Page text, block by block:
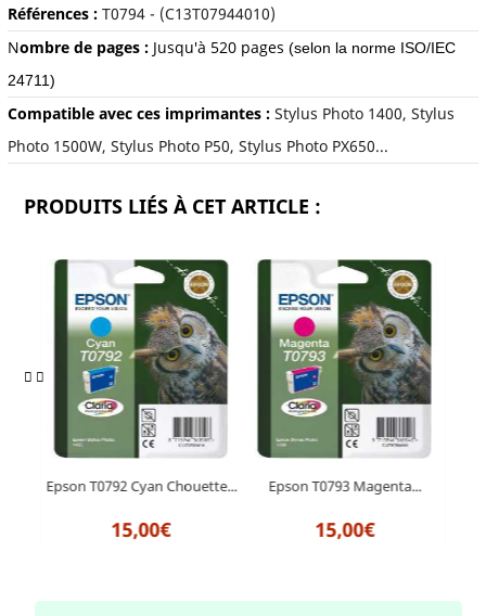
Références : T0794 - (C13T07944010)
Nombre de pages :Jusqu'à 520pages (selon la norme ISO/IEC
24711)
Compatible avec ces imprimantes : Stylus Photo 1400, Stylus
Photo 1500W, Stylus Photo P50, Stylus Photo PX650...
PRODUITS LIÉS À CET ARTICLE :
Epson T0792 Cyan Chouette...
15,00€
Epson T0793 Magenta...
15,00€